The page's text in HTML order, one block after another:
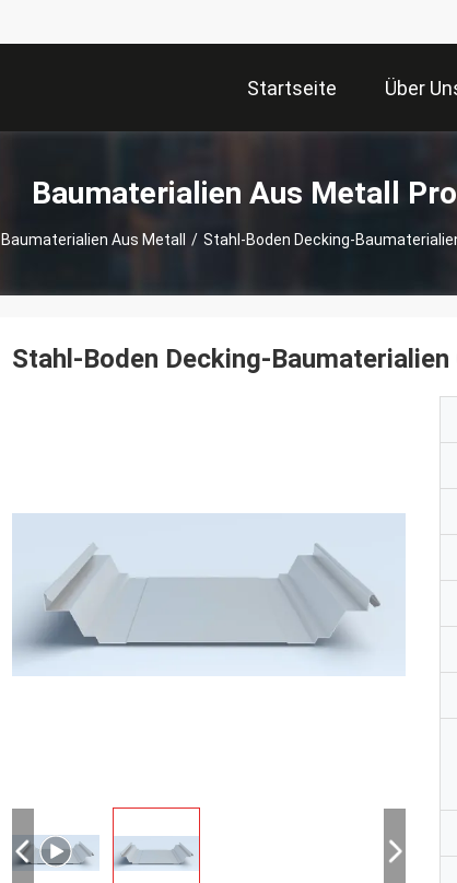
Startseite Über
Baumaterialien Aus Metall
Baumaterialien Aus Metall / Stahl-Boden Decking-
Stahl-Boden Decking-Baumaterialien